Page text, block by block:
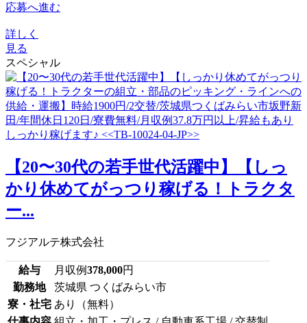
応募へ進む
詳しく
見る
スペシャル
【20〜30代の若手世代活躍中】【しっ
かり休めてがっつり稼げる！トラクタ
ー...
フジアルテ株式会社
給与 月収例378,000円
勤務地
茨城県 つくばみらい市
寮・社宅 あり（無料）